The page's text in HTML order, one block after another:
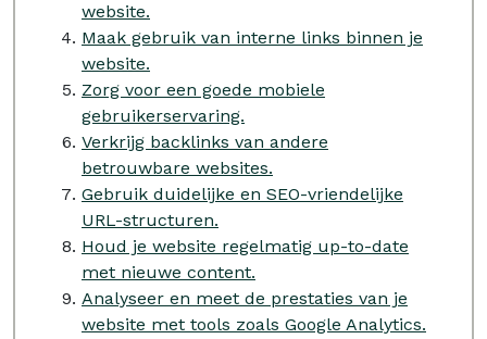
website.
Maak gebruik van interne links binnen je
website.
Zorg voor een goede mobiele
gebruikerservaring.
Verkrijg backlinks van andere
betrouwbare websites.
Gebruik duidelijke en SEO-vriendelijke
URL-structuren.
Houd je website regelmatig up-to-date
met nieuwe content.
Analyseer en meet de prestaties van je
website met tools zoals Google Analytics.